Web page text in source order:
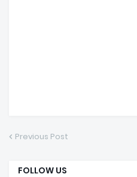
Previous Post
FOLLOW US